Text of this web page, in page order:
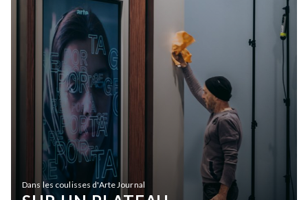
Dans les coulisses d'Arte Journal